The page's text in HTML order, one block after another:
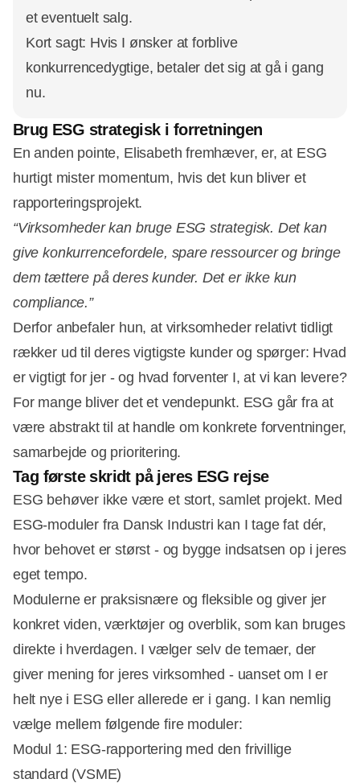
et eventuelt salg.
Kort sagt: Hvis I ønsker at forblive
konkurrencedygtige, betaler det sig at gå i gang
nu.
Brug ESG strategisk i forretningen
En anden pointe, Elisabeth fremhæver, er, at ESG
hurtigt mister momentum, hvis det kun bliver et
rapporteringsprojekt.
“Virksomheder kan bruge ESG strategisk. Det kan
give konkurrencefordele, spare ressourcer og bringe
dem tættere på deres kunder. Det er ikke kun
compliance.”
Derfor anbefaler hun, at virksomheder relativt tidligt
rækker ud til deres vigtigste kunder og spørger: Hvad
er vigtigt for jer - og hvad forventer I, at vi kan levere?
For mange bliver det et vendepunkt. ESG går fra at
være abstrakt til at handle om konkrete forventninger,
samarbejde og prioritering.
Tag første skridt på jeres ESG rejse
ESG behøver ikke være et stort, samlet projekt. Med
ESG-moduler fra Dansk Industri kan I tage fat dér,
hvor behovet er størst - og bygge indsatsen op i jeres
eget tempo.
Modulerne er praksisnære og fleksible og giver jer
konkret viden, værktøjer og overblik, som kan bruges
direkte i hverdagen. I vælger selv de temaer, der
giver mening for jeres virksomhed - uanset om I er
helt nye i ESG eller allerede er i gang. I kan nemlig
vælge mellem følgende fire moduler:
Modul 1: ESG-rapportering med den frivillige
standard (VSME)